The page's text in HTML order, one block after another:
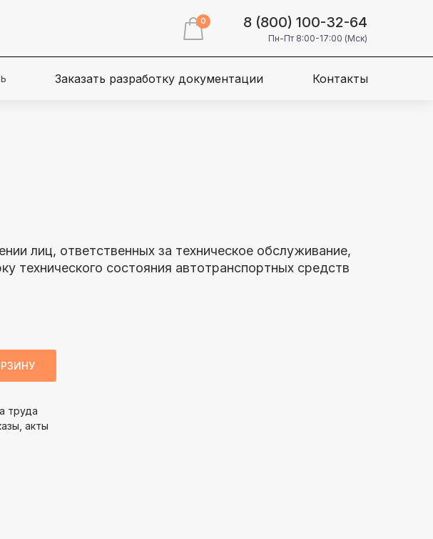
Заказать разработку документации Контакты
Пн-Пт 8:00-17:00 (Мск)
8 (800) 100-32-64
0
лиц, ответственных за техническое обслуживание,
технического состояния автотранспортных средств
труда
акты